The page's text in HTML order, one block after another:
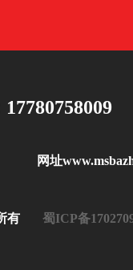
号 网址
所有 蜀ICP备